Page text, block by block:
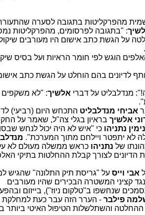
בתגובה לסערה שהתעוררה
לפרסומים, מהפרקליטות נמסר כי
כתב אישום היו מעורבים שיקולים לא
לפי חומר הראיות ועל בסיס שיקולים
בהם הוחלט על הגשת כתב אישום."
על דבריאלשיך: "לא משקפים את
מנדלבליטהתכחש היום (רביעי) לדבריו
בראיון בגלי צה"ל, שאמר על החקירות
כי "איש לא היה יכול לנחש שבסופו
ויילחם מתוך המערכת".מנדלבליט
שלנתניהוכראש ממשלה מעולם לא עלה על
לצורך קבלת ההחלטות בתיקי האלפים"."
על "גריסת תיק התלונה" שהגיש למח"ש
המשטרה הבכירים שהיו מעורבים
ב"טלקום ניוז"), בייזום ובהפעלת
- הערר הזה עבר כעת למחלקת
והשתלשלות הטיפול האיטי ביותר בנושא